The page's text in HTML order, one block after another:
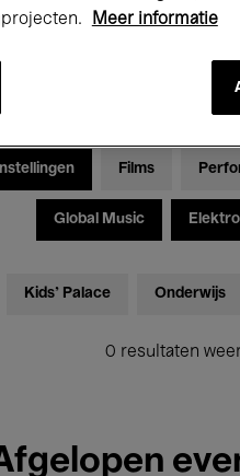
Films
Global Music
Kids’ Palace Onderwijs
0 resultaten
Meer informatie